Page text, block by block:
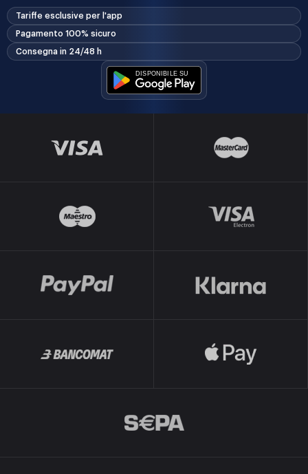
Tariffe esclusive per l'app
Pagamento 100% sicuro
Consegna in 24/48 h